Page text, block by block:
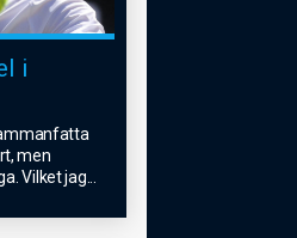
i
men
Vilket jag